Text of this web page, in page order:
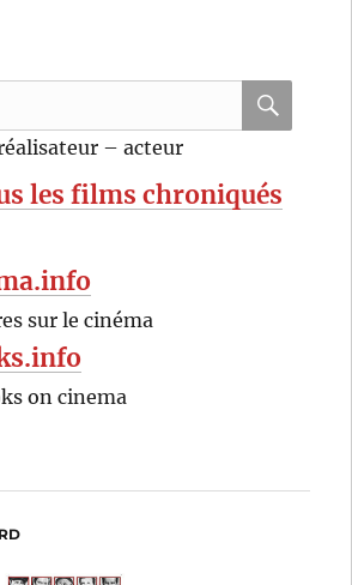
– acteur
les films chroniqués
sur le cinéma
on cinema